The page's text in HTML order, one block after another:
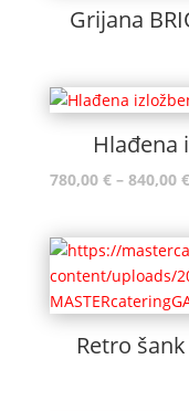
Grijana
Hlađena
780,00 € – 840,00 €
Retro